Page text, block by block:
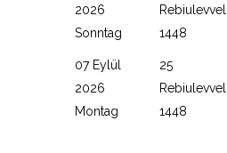
2026
Sonntag
Rebiulevvel
1448
07 Eylül
2026
Montag
25
Rebiulevvel
1448